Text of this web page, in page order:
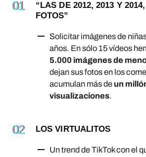
“LAS DE 2012, 2013 Y
FOTOS”
Solicitar imágenes de
años. En sólo 15 vídeos
5.000 imágenes de
dejan sus fotos en los
acumulan más de un
visualizaciones.
LOS VIRTUALITOS
Un trend de TikTok con el